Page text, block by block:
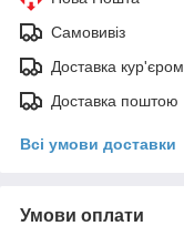
Самовивіз
Доставка кур'єром
Доставка поштою
Всі умови доставки
Умови оплати